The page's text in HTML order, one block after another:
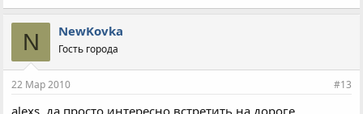
N NewKovka
Гость города
22 Мар 2010 #13
alexs, да просто интересно встретить на дороге